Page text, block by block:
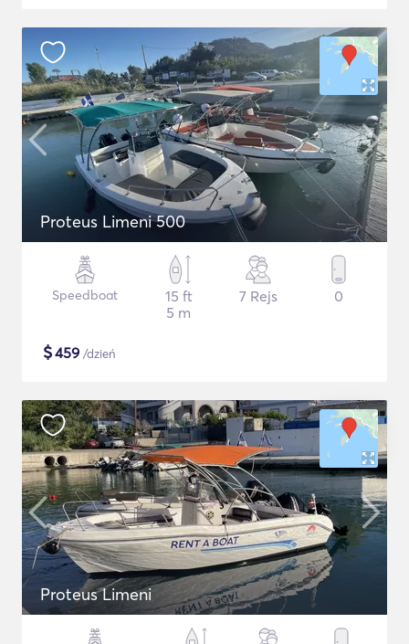
Proteus Limeni 500
Speedboat
15 ft
5 m
7 Rejs 0
$459 /dzień
Proteus Limeni